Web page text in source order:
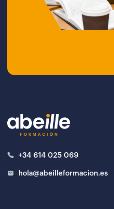
+34 614 025 069
hola@abeilleformacion.es